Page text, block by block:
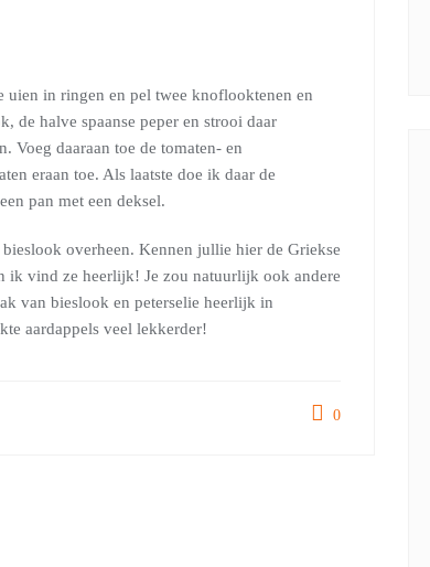
uien in ringen en pel twee knoflooktenen en
de halve spaanse peper en strooi daar
Voeg daaraan toe de tomaten- en
eraan toe. Als laatste doe ik daar de
pan met een deksel.
overheen. Kennen jullie hier de Griekse
ik vind ze heerlijk! Je zou natuurlijk ook andere
van bieslook en peterselie heerlijk in
aardappels veel lekkerder!
0